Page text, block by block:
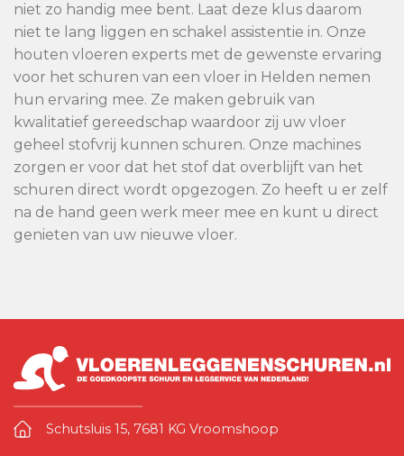
niet zo handig mee bent. Laat deze klus daarom
niet te lang liggen en schakel assistentie in. Onze
houten vloeren experts met de gewenste ervaring
voor het schuren van een vloer in Helden nemen
hun ervaring mee. Ze maken gebruik van
kwalitatief gereedschap waardoor zij uw vloer
geheel stofvrij kunnen schuren. Onze machines
zorgen er voor dat het stof dat overblijft van het
schuren direct wordt opgezogen. Zo heeft u er zelf
na de hand geen werk meer mee en kunt u direct
genieten van uw nieuwe vloer.
Schutsluis 15, 7681 KG Vroomshoop